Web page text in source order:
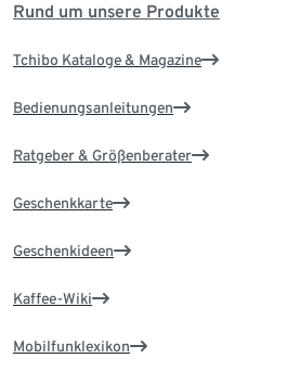
Rund um unsere Produkte
Tchibo Kataloge & Magazine
Bedienungsanleitungen
Ratgeber & Größenberater
Geschenkkarte
Geschenkideen
Kaffee-Wiki
Mobilfunklexikon